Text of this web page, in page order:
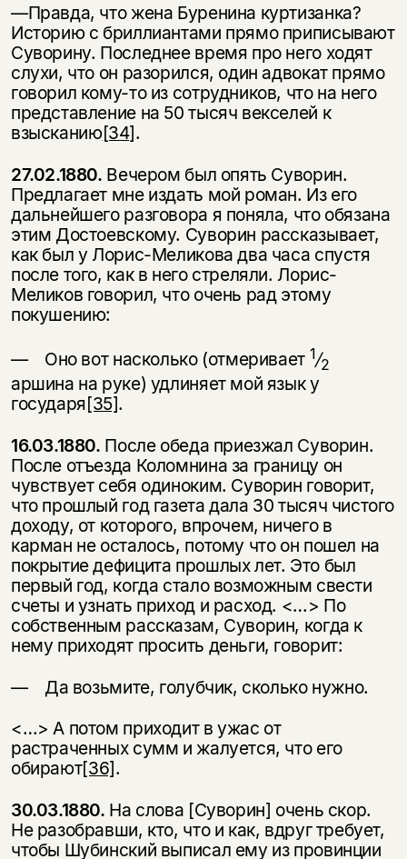
—Правда, что жена Буренина куртизанка?
Историю с бриллиантами прямо приписывают
Суворину. Последнее время про него ходят
слухи, что он разорился, один адвокат прямо
говорил кому-то из сотрудников, что на него
представление на 50 ты­сяч векселей к
взысканию[34].
27.02.1880. Вечером был опять Суворин.
Предлагает мне издать мой роман. Из его
дальнейшего разговора я поняла, что обязана
этим Достоевскому. Су­ворин рассказывает,
как был у Лорис-Меликова два часа спустя
после того, как в него стреляли. Лорис-
Меликов говорил, что очень рад этому
покушению:
— Оно вот насколько (отмеривает 1/2
аршина на руке) удлиняет мой язык у
государя[35].
16.03.1880. После обеда приезжал Суворин.
После отъезда Коломнина за границу он
чувствует себя одиноким. Суворин говорит,
что прошлый год га­зета дала 30 тысяч чистого
доходу, от которого, впрочем, ничего в
карман не осталось, потому что он пошел на
покрытие дефицита прошлых лет. Это был
первый год, когда стало возможным свести
счеты и узнать приход и расход. <…> По
собственным рассказам, Суворин, когда к
нему приходят просить деньги, говорит:
— Да возьмите, голубчик, сколько нужно.
<…> А потом приходит в ужас от
растраченных сумм и жалуется, что его
обирают[36].
30.03.1880. На слова [Суворин] очень скор.
Не разобравши, кто, что и как, вдруг требует,
чтобы Шубинский выписал ему из провинции